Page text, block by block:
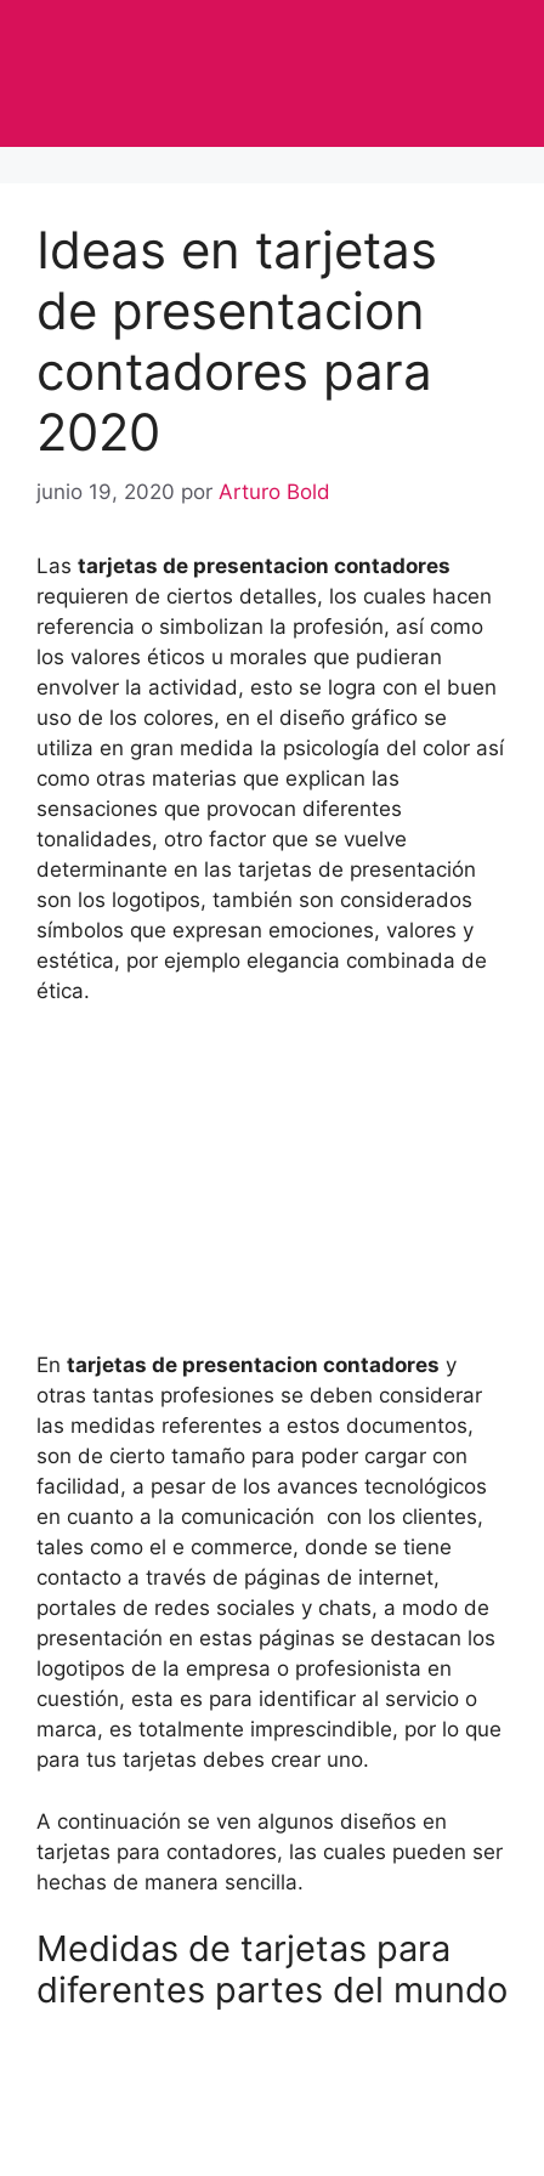
Ideas en tarjetas
de presentacion
contadores para
2020
junio 19, 2020 por Arturo Bold
Las tarjetas de presentacion contadores
requieren de ciertos detalles, los cuales hacen
referencia o simbolizan la profesión, así como
los valores éticos u morales que pudieran
envolver la actividad, esto se logra con el buen
uso de los colores, en el diseño gráfico se
utiliza en gran medida la psicología del color así
como otras materias que explican las
sensaciones que provocan diferentes
tonalidades, otro factor que se vuelve
determinante en las tarjetas de presentación
son los logotipos, también son considerados
símbolos que expresan emociones, valores y
estética, por ejemplo elegancia combinada de
ética.
En tarjetas de presentacion contadores y
otras tantas profesiones se deben considerar
las medidas referentes a estos documentos,
son de cierto tamaño para poder cargar con
facilidad, a pesar de los avances tecnológicos
en cuanto a la comunicación con los clientes,
tales como el e commerce, donde se tiene
contacto a través de páginas de internet,
portales de redes sociales y chats, a modo de
presentación en estas páginas se destacan los
logotipos de la empresa o profesionista en
cuestión, esta es para identificar al servicio o
marca, es totalmente imprescindible, por lo que
para tus tarjetas debes crear uno.
A continuación se ven algunos diseños en
tarjetas para contadores, las cuales pueden ser
hechas de manera sencilla.
Medidas de tarjetas para
diferentes partes del mundo